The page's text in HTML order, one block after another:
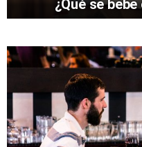
¿Qué se